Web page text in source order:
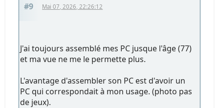
#9 Mai 07, 2026, 22:26:12
J'ai toujours assemblé mes PC jusque l'âge (77)
et ma vue ne me le permette plus.
L'avantage d'assembler son PC est d'avoir un
PC qui correspondait à mon usage. (photo pas
de jeux).